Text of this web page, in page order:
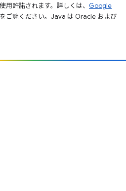
用許諾されます。詳しくは、 Google
をご覧ください。Java は Oracle および